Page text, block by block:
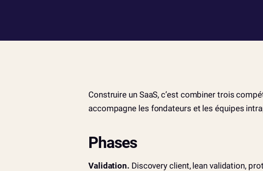
Construire un SaaS, c’est combiner trois
accompagne les fondateurs et les équipes
Phases
Validation. Discovery client, lean validation,